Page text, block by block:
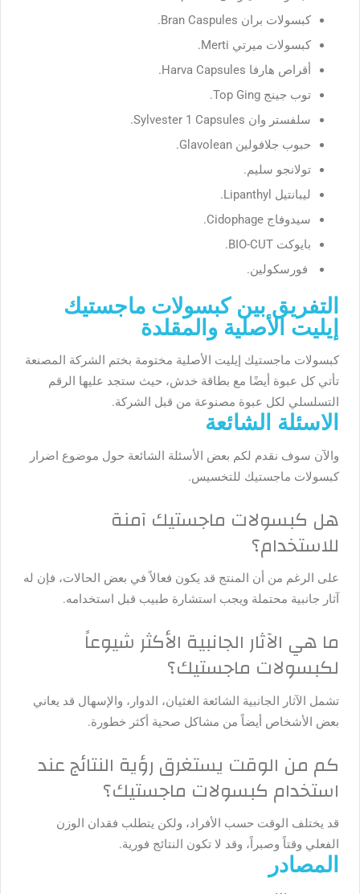
كبسولات بران Bran Caspules.
كبسولات ميرتي Merti.
أقراص هارفا Harva Capsules.
توب جينج Top Ging.
سلفستر وان Sylvester 1 Capsules.
حبوب جلافولين Glavolean.
تولانجو سليم.
ليبانتيل Lipanthyl.
سيدوفاج Cidophage.
بايوكت BIO-CUT.
فورسكولين.
التفريق بين كبسولات ماجستيك
إيليت الأصلية والمقلدة
كبسولات ماجستيك إيليت الأصلية مختومة بختم الشركة المصنعة
تأتي كل عبوة أيضًا مع بطاقة خدش، حيث ستجد عليها الرقم
التسلسلي لكل عبوة مصنوعة من قبل الشركة.
الاسئلة الشائعة
والآن سوف نقدم لكم بعض الأسئلة الشائعة حول موضوع اضرار
كبسولات ماجستيك للتخسيس.
هل كبسولات ماجستيك آمنة
للاستخدام؟
على الرغم من أن المنتج قد يكون فعالاً في بعض الحالات، فإن له
آثار جانبية محتملة ويجب استشارة طبيب قبل استخدامه.
ما هي الآثار الجانبية الأكثر شيوعاً
لكبسولات ماجستيك؟
تشمل الآثار الجانبية الشائعة الغثيان، الدوار، والإسهال قد يعاني
بعض الأشخاص أيضاً من مشاكل صحية أكثر خطورة.
كم من الوقت يستغرق رؤية النتائج عند
استخدام كبسولات ماجستيك؟
قد يختلف الوقت حسب الأفراد، ولكن يتطلب فقدان الوزن
الفعلي وقتاً وصبراً، وقد لا تكون النتائج فورية.
المصادر